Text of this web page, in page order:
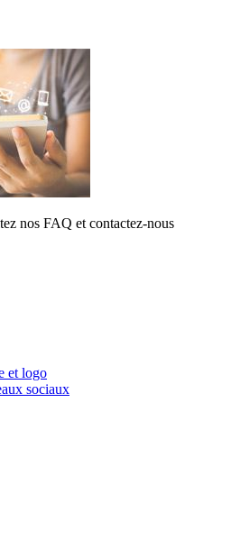
nos FAQ et contactez-nous
et logo
sociaux